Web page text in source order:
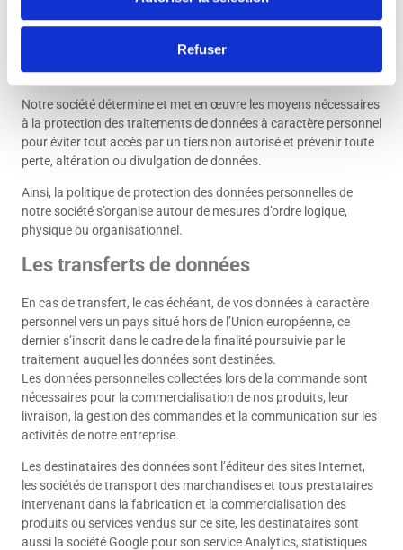
Refuser
informations nécessaires à l’activité.
Sécurité informatique
Notre société détermine et met en œuvre les moyens nécessaires
à la protection des traitements de données à caractère personnel
pour éviter tout accès par un tiers non autorisé et prévenir toute
perte, altération ou divulgation de données.
Ainsi, la politique de protection des données personnelles de
notre société s’organise autour de mesures d’ordre logique,
physique ou organisationnel.
Les transferts de données
En cas de transfert, le cas échéant, de vos données à caractère
personnel vers un pays situé hors de l’Union européenne, ce
dernier s’inscrit dans le cadre de la finalité poursuivie par le
traitement auquel les données sont destinées.
Les données personnelles collectées lors de la commande sont
nécessaires pour la commercialisation de nos produits, leur
livraison, la gestion des commandes et la communication sur les
activités de notre entreprise.
Les destinataires des données sont l’éditeur des sites Internet,
les sociétés de transport des marchandises et tous prestataires
intervenant dans la fabrication et la commercialisation des
produits ou services vendus sur ce site, les destinataires sont
aussi la société Google pour son service Analytics, statistiques